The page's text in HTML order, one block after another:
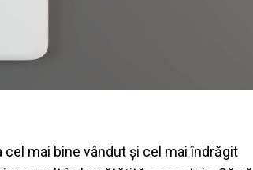
mai bine vândut și cel mai îndrăgit